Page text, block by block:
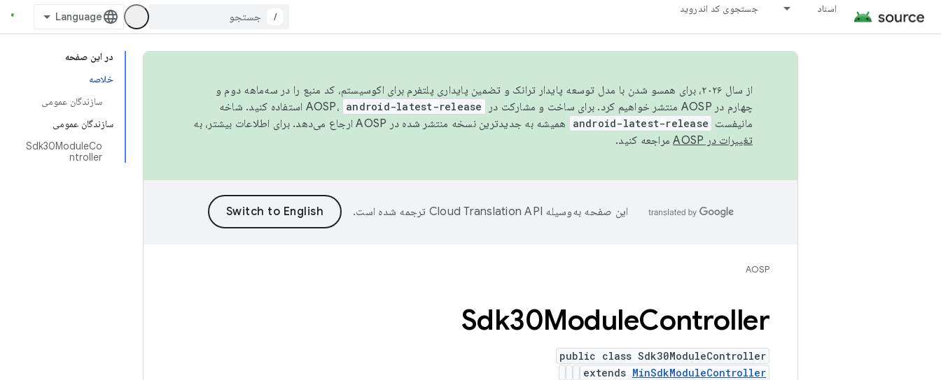
اسناد جستجوی کد اندروید
/
در این صفحه
خلاصه
سازندگان عمومی
سازندگان عمومی
Sdk30ModuleCo
ntroller
از سال ۲۰۲۶، برای همسو شدن با مدل توسعه پایدار ترانک و تضمین پایداری پلتفرم برای اکوسیستم، کد منبع را در سه‌ماهه دوم و
چهارم در AOSP منتشر خواهیم کرد. برای ساخت و مشارکت در AOSP،
android-latest-release
استفاده کنید. شاخه
مانیفست android-latest-release
همیشه به جدیدترین نسخه منتشر شده در AOSP ارجاع می‌دهد. برای اطلاعات بیشتر، به
تغییرات در AOSP
مراجعه کنید.
این صفحه به‌وسیله ترجمه شده است.
AOSP
Sdk30ModuleController
public class Sdk30ModuleController
extends MinSdkModuleController